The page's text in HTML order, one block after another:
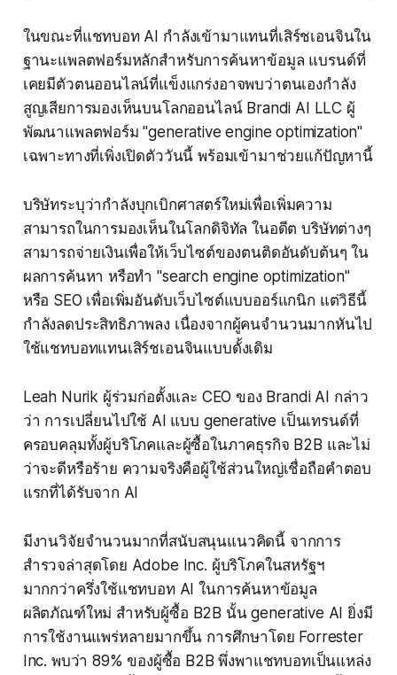
ในขณะที่แชทบอท AI กำลังเข้ามาแทนที่เสิร์ชเอนจินใน
ฐานะแพลตฟอร์มหลักสำหรับการค้นหาข้อมูล แบรนด์ที่
เคยมีตัวตนออนไลน์ที่แข็งแกร่งอาจพบว่าตนเองกำลัง
สูญเสียการมองเห็นบนโลกออนไลน์ Brandi AI LLC ผู้
พัฒนาแพลตฟอร์ม "generative engine optimization"
เฉพาะทางที่เพิ่งเปิดตัววันนี้ พร้อมเข้ามาช่วยแก้ปัญหานี้
บริษัทระบุว่ากำลังบุกเบิกศาสตร์ใหม่เพื่อเพิ่มความ
สามารถในการมองเห็นในโลกดิจิทัล ในอดีต บริษัทต่างๆ
สามารถจ่ายเงินเพื่อให้เว็บไซต์ของตนติดอันดับต้นๆ ใน
ผลการค้นหา หรือทำ "search engine optimization"
หรือ SEO เพื่อเพิ่มอันดับเว็บไซต์แบบออร์แกนิก แต่วิธีนี้
กำลังลดประสิทธิภาพลง เนื่องจากผู้คนจำนวนมากหันไป
ใช้แชทบอทแทนเสิร์ชเอนจินแบบดั้งเดิม
Leah Nurik ผู้ร่วมก่อตั้งและ CEO ของ Brandi AI กล่าว
ว่า การเปลี่ยนไปใช้ AI แบบ generative เป็นเทรนด์ที่
ครอบคลุมทั้งผู้บริโภคและผู้ซื้อในภาคธุรกิจ B2B และไม่
ว่าจะดีหรือร้าย ความจริงคือผู้ใช้ส่วนใหญ่เชื่อถือคำตอบ
แรกที่ได้รับจาก AI
มีงานวิจัยจำนวนมากที่สนับสนุนแนวคิดนี้ จากการ
สำรวจล่าสุดโดย Adobe Inc. ผู้บริโภคในสหรัฐฯ
มากกว่าครึ่งใช้แชทบอท AI ในการค้นหาข้อมูล
ผลิตภัณฑ์ใหม่ สำหรับผู้ซื้อ B2B นั้น generative AI ยิ่งมี
การใช้งานแพร่หลายมากขึ้น การศึกษาโดย Forrester
Inc. พบว่า 89% ของผู้ซื้อ B2B พึ่งพาแชทบอทเป็นแหล่ง